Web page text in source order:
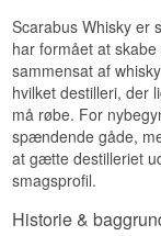
Scarabus Whisky er
har formået at
sammensat af
hvilket destilleri, der
må røbe. For
spændende gåde,
at gætte destilleriet
smagsprofil.
Historie &